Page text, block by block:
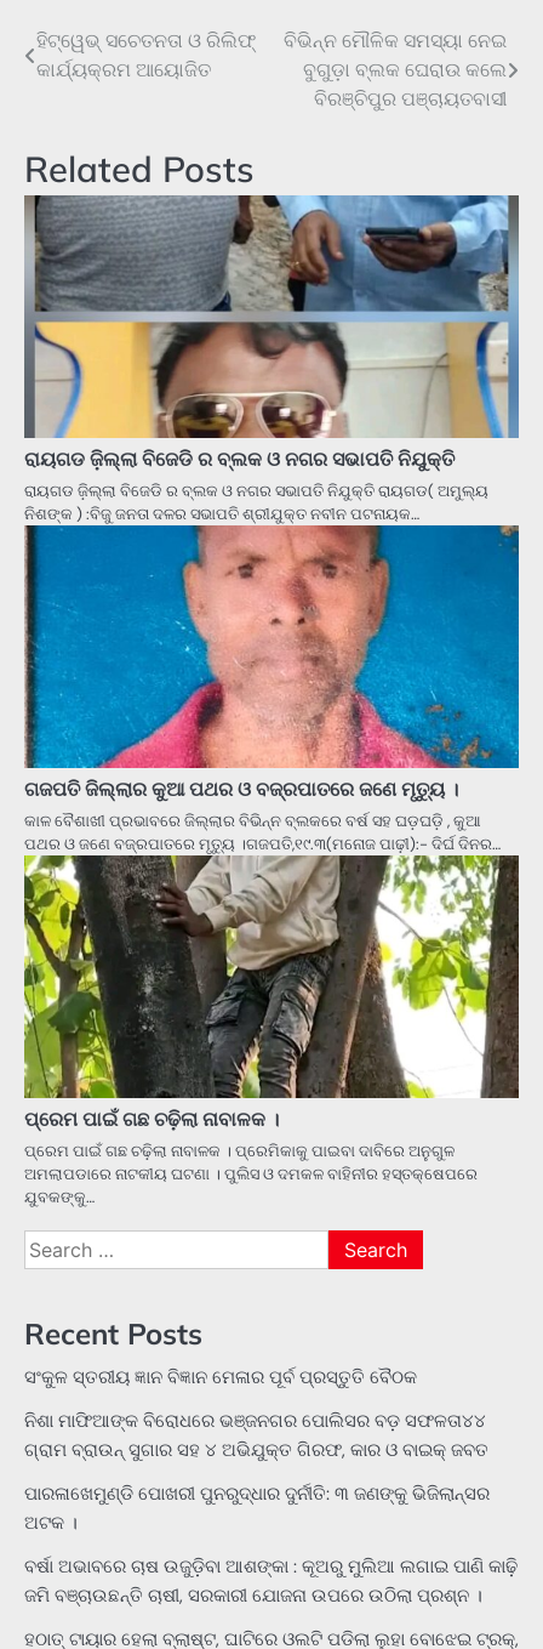
Post
navigation
ହିଟ୍‌ୱେଭ୍ ସଚେତନତା ଓ ରିଲିଫ୍
କାର୍ଯ୍ୟକ୍ରମ ଆୟୋଜିତ
ବିଭିନ୍ନ ମୌଳିକ ସମସ୍ୟା ନେଇ
ବୁଗୁଡ଼ା ବ୍ଲକ ଘେରାଉ କଲେ
ବିରଞ୍ଚିପୁର ପଞ୍ଚାୟତବାସୀ
Related Posts
ରାୟଗଡ ଜ଼ିଲ୍ଲା ବିଜେଡି ର ବ୍ଲକ ଓ ନଗର ସଭାପତି ନିଯୁକ୍ତି
ରାୟଗଡ ଜ଼ିଲ୍ଲା ବିଜେଡି ର ବ୍ଲକ ଓ ନଗର ସଭାପତି ନିଯୁକ୍ତି ରାୟଗଡ( ଅମୁଲ୍ୟ
ନିଶଙ୍କ ) :ବିଜୁ ଜନତା ଦଳର ସଭାପତି ଶ୍ରୀଯୁକ୍ତ ନବୀନ ପଟନାୟକ…
ଗଜପତି ଜିଲ୍ଲାର କୁଆ ପଥର ଓ ବଜ୍ରପାତରେ ଜଣେ ମୃତ୍ୟୁ ।
କାଳ ବୈଶାଖୀ ପ୍ରଭାବରେ ଜିଲ୍ଲାର ବିଭିନ୍ନ ବ୍ଲକରେ ବର୍ଷ ସହ ଘଡ଼ଘଡ଼ି , କୁଆ
ପଥର ଓ ଜଣେ ବଜ୍ରପାତରେ ମୃତ୍ୟୁ ।ଗଜପତି,୧୯.୩(ମନୋଜ ପାଢ଼ୀ):- ଦିର୍ଘ ଦିନର…
ପ୍ରେମ ପାଇଁ ଗଛ ଚଢ଼ିଲା ନାବାଳକ ।
ପ୍ରେମ ପାଇଁ ଗଛ ଚଢ଼ିଲା ନାବାଳକ । ପ୍ରେମିକାକୁ ପାଇବା ଦାବିରେ ଅନୁଗୁଳ
ଅମଲାପଡାରେ ନାଟକୀୟ ଘଟଣା । ପୁଲିସ ଓ ଦମକଳ ବାହିନୀର ହସ୍ତକ୍ଷେପରେ
ଯୁବକଙ୍କୁ…
Search
for:
Recent Posts
ସଂକୁଳ ସ୍ତରୀୟ ଜ୍ଞାନ ବିଜ୍ଞାନ ମେଳାର ପୂର୍ବ ପ୍ରସ୍ତୁତି ବୈଠକ
ନିଶା ମାଫିଆଙ୍କ ବିରୋଧରେ ଭଞ୍ଜନଗର ପୋଲିସର ବଡ଼ ସଫଳତା୪୪
ଗ୍ରାମ ବ୍ରାଉନ୍ ସୁଗାର ସହ ୪ ଅଭିଯୁକ୍ତ ଗିରଫ, କାର ଓ ବାଇକ୍ ଜବତ
ପାରଳାଖେମୁଣ୍ଡି ପୋଖରୀ ପୁନରୁଦ୍ଧାର ଦୁର୍ନୀତି: ୩ ଜଣଙ୍କୁ ଭିଜିଲାନ୍ସର
ଅଟକ ।
ବର୍ଷା ଅଭାବରେ ଚାଷ ଉଜୁଡ଼ିବା ଆଶଙ୍କା : କୂଅରୁ ମୁଲିଆ ଲଗାଇ ପାଣି କାଢ଼ି
ଜମି ବଞ୍ଚାଉଛନ୍ତି ଚାଷୀ, ସରକାରୀ ଯୋଜନା ଉପରେ ଉଠିଲା ପ୍ରଶ୍ନ ।
ହଠାତ୍‌ ଟାୟାର ହେଲା ବ୍ଲାଷ୍ଟ, ଘାଟିରେ ଓଲଟି ପଡିଲା ଲୁହା ବୋଝେଇ ଟ୍ରକ୍‌,